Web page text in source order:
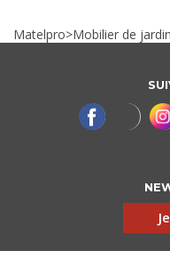
Matelpro>Mobilier de jardin